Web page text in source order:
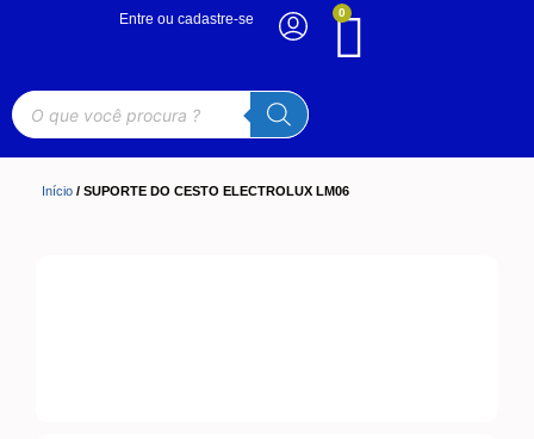
0
Entre ou cadastre-se
Início / SUPORTE DO CESTO ELECTROLUX LM06